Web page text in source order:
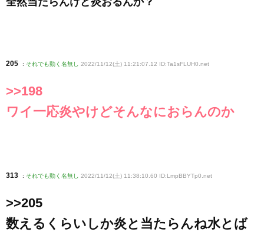
205 : それでも動く名無し 2022/11/12(土) 11:21:07.12 ID:Ta1sFLUH0 .net
>>198
ワイ一応炎やけどそんなにおらんのか
313 : それでも動く名無し 2022/11/12(土) 11:38:10.60 ID:LmpBBYTp0 .net
>>205
数えるくらいしか炎と当たらんね水とば